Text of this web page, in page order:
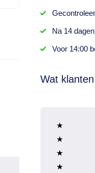
Na 14 dagen
Voor 14:00
Wat